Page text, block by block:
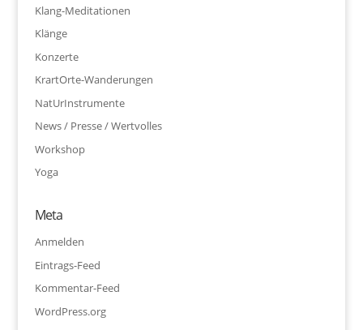
Klang-Meditationen
Klänge
Konzerte
KrartOrte-Wanderungen
NatUrInstrumente
News / Presse / Wertvolles
Workshop
Yoga
Meta
Anmelden
Eintrags-Feed
Kommentar-Feed
WordPress.org